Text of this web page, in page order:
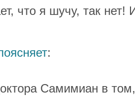
что я шучу, так нет!
:
Самимиан в